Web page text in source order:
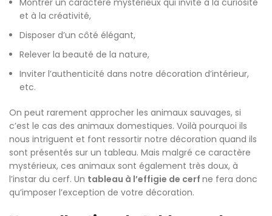
Montrer un caractère mystérieux qui invite à la curiosité
et à la créativité,
Disposer d’un côté élégant,
Relever la beauté de la nature,
Inviter l’authenticité dans notre décoration d’intérieur,
etc.
On peut rarement approcher les animaux sauvages, si
c’est le cas des animaux domestiques. Voilà pourquoi ils
nous intriguent et font ressortir notre décoration quand ils
sont présentés sur un tableau. Mais malgré ce caractère
mystérieux, ces animaux sont également très doux, à
l’instar du cerf. Un tableau à l’effigie de cerf ne fera donc
qu’imposer l’exception de votre décoration.